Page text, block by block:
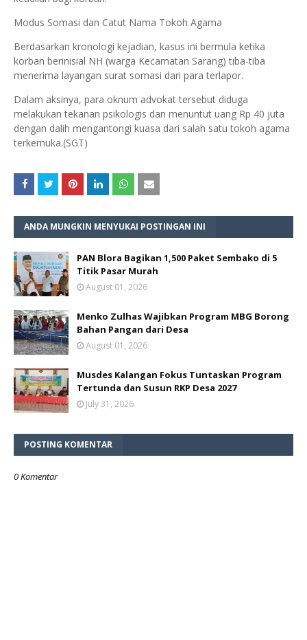
Modus Somasi dan Catut Nama Tokoh Agama
Berdasarkan kronologi kejadian, kasus ini bermula ketika
korban berinisial NH (warga Kecamatan Sarang) tiba-tiba
menerima layangan surat somasi dari para terlapor.
Dalam aksinya, para oknum advokat tersebut diduga
melakukan tekanan psikologis dan menuntut uang Rp 40 juta
dengan dalih mengantongi kuasa dari salah satu tokoh agama
terkemuka.(SGT)
ANDA MUNGKIN MENYUKAI POSTINGAN INI
PAN Blora Bagikan 1,500 Paket Sembako di 5
Titik Pasar Murah
August 01, 2026
Menko Zulhas Wajibkan Program MBG Borong
Bahan Pangan dari Desa
August 01, 2026
Musdes Kalangan Fokus Tuntaskan Program
Tertunda dan Susun RKP Desa 2027
July 31, 2026
POSTING KOMENTAR
0 Komentar